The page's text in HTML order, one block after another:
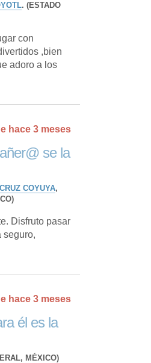
. (ESTADO
con
,bien
adoro a los
hace 3 meses
se la
COYUYA,
Disfruto pasar
seguro,
hace 3 meses
él es la
MÉXICO)